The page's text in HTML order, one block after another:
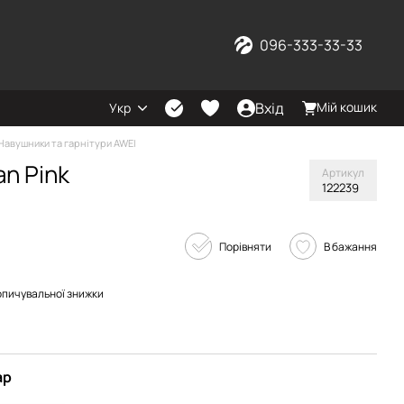
096-333-33-33
Укр Вхід Мій кошик
та гарнітури AWEI
Pink Артикул
122239
Порівняти В бажання
знижки